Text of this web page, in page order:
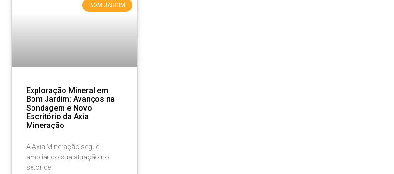
BOM JARDIM
Exploração Mineral em
Bom Jardim: Avanços na
Sondagem e Novo
Escritório da Axia
Mineração
A Axia Mineração segue
ampliando sua atuação no
setor de